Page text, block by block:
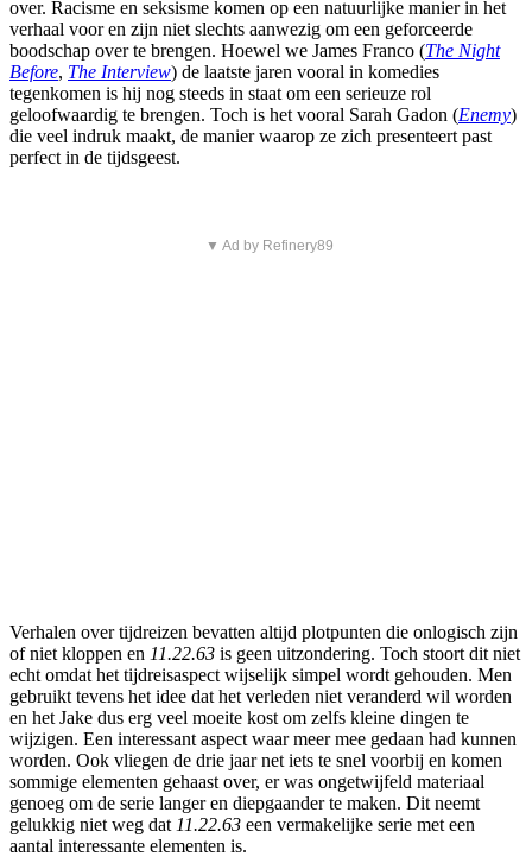
over. Racisme en seksisme komen op een natuurlijke manier in het
verhaal voor en zijn niet slechts aanwezig om een geforceerde
boodschap over te brengen. Hoewel we James Franco (The Night
Before, The Interview) de laatste jaren vooral in komedies
tegenkomen is hij nog steeds in staat om een serieuze rol
geloofwaardig te brengen. Toch is het vooral Sarah Gadon (Enemy)
die veel indruk maakt, de manier waarop ze zich presenteert past
perfect in de tijdsgeest.
▼ Ad by Refinery89
Verhalen over tijdreizen bevatten altijd plotpunten die onlogisch zijn
of niet kloppen en 11.22.63 is geen uitzondering. Toch stoort dit niet
echt omdat het tijdreisaspect wijselijk simpel wordt gehouden. Men
gebruikt tevens het idee dat het verleden niet veranderd wil worden
en het Jake dus erg veel moeite kost om zelfs kleine dingen te
wijzigen. Een interessant aspect waar meer mee gedaan had kunnen
worden. Ook vliegen de drie jaar net iets te snel voorbij en komen
sommige elementen gehaast over, er was ongetwijfeld materiaal
genoeg om de serie langer en diepgaander te maken. Dit neemt
gelukkig niet weg dat 11.22.63 een vermakelijke serie met een
aantal interessante elementen is.